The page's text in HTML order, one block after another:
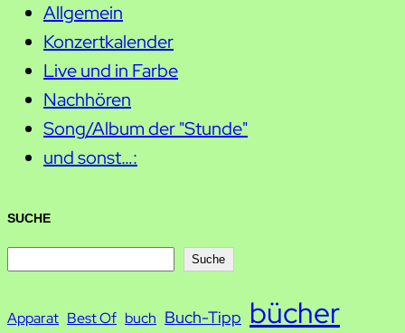
Allgemein
Konzertkalender
Live und in Farbe
Nachhören
Song/Album der "Stunde"
und sonst…:
SUCHE
c
Suche
Apparat Best Of buch Buch-Tipp bücher